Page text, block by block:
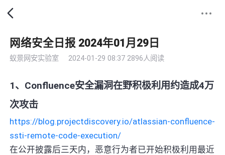
网络安全日报 2024年01月29日
蚁景网安实验室 2024-01-29 08:37 2896人阅读
1、Confluence安全漏洞在野积极利用约造成4万
次攻击
https://blog.projectdiscovery.io/atlassian-confluence-
ssti-remote-code-execution/
在公开披露后三天内，恶意行为者已开始积极利用最近